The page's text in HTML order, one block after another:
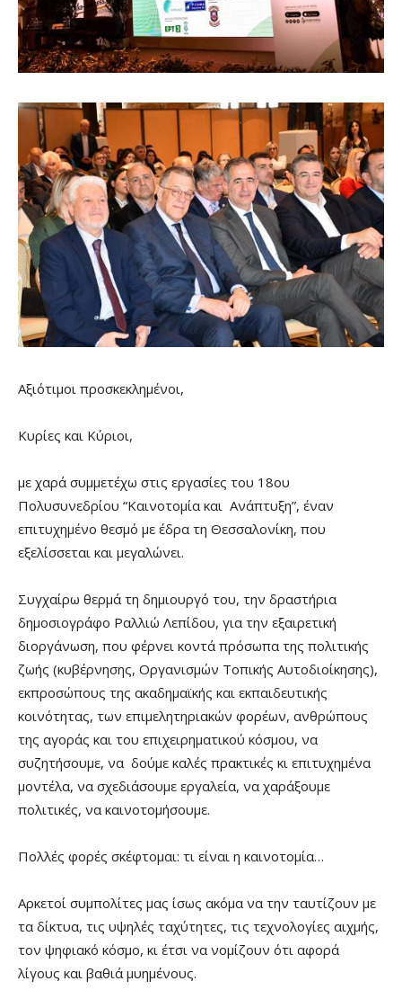
Αξιότιμοι προσκεκλημένοι,
Κυρίες και Κύριοι,
με χαρά συμμετέχω στις εργασίες του 18ου
Πολυσυνεδρίου “Καινοτομία και Ανάπτυξη”, έναν
επιτυχημένο θεσμό με έδρα τη Θεσσαλονίκη, που
εξελίσσεται και μεγαλώνει.
Συγχαίρω θερμά τη δημιουργό του, την δραστήρια
δημοσιογράφο Ραλλιώ Λεπίδου, για την εξαιρετική
διοργάνωση, που φέρνει κοντά πρόσωπα της πολιτικής
ζωής (κυβέρνησης, Οργανισμών Τοπικής Αυτοδιοίκησης),
εκπροσώπους της ακαδημαϊκής και εκπαιδευτικής
κοινότητας, των επιμελητηριακών φορέων, ανθρώπους
της αγοράς και του επιχειρηματικού κόσμου, να
συζητήσουμε, να δούμε καλές πρακτικές κι επιτυχημένα
μοντέλα, να σχεδιάσουμε εργαλεία, να χαράξουμε
πολιτικές, να καινοτομήσουμε.
Πολλές φορές σκέφτομαι: τι είναι η καινοτομία…
Αρκετοί συμπολίτες μας ίσως ακόμα να την ταυτίζουν με
τα δίκτυα, τις υψηλές ταχύτητες, τις τεχνολογίες αιχμής,
τον ψηφιακό κόσμο, κι έτσι να νομίζουν ότι αφορά
λίγους και βαθιά μυημένους.